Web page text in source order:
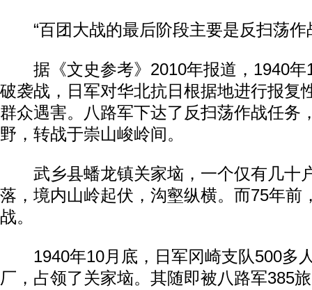
“百团大战的最后阶段主要是反扫荡作
据《文史参考》2010年报道，1940年
破袭战，日军对华北抗日根据地进行报复
群众遇害。八路军下达了反扫荡作战任务
野，转战于崇山峻岭间。
武乡县蟠龙镇关家垴，一个仅有几十
落，境内山岭起伏，沟壑纵横。而75年前
战。
1940年10月底，日军冈崎支队500多
厂，占领了关家垴。其随即被八路军385